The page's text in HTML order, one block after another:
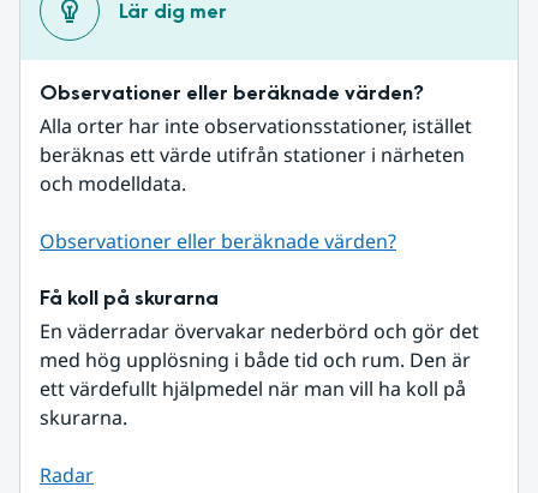
Lär dig mer
Observationer eller beräknade värden?
Alla orter har inte observationsstationer, istället
beräknas ett värde utifrån stationer i närheten
och modelldata.
Observationer eller beräknade värden?
Få koll på skurarna
En väderradar övervakar nederbörd och gör det
med hög upplösning i både tid och rum. Den är
ett värdefullt hjälpmedel när man vill ha koll på
skurarna.
Radar